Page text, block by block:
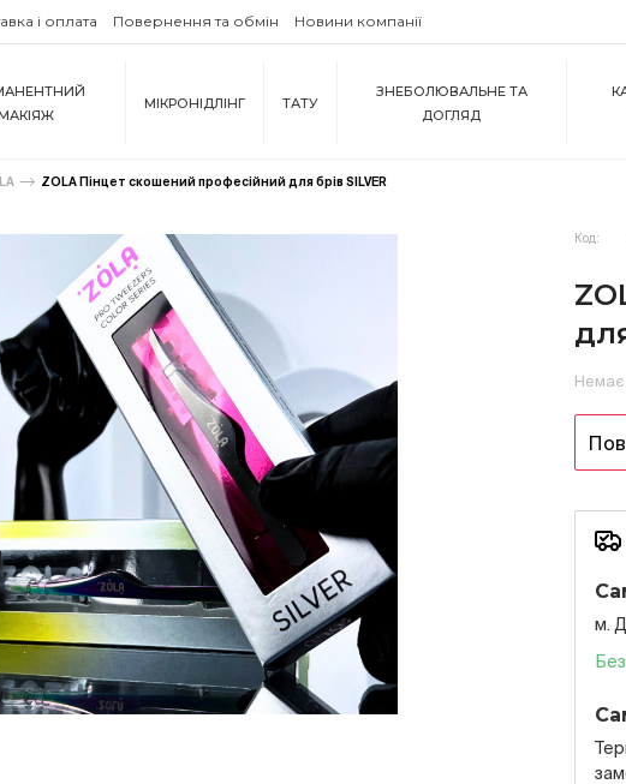
і оплата Повернення та обмін Новини компанії
МІКРОНІДЛІНГ ТАТУ
ЗНЕБОЛЮВАЛЬНЕ ТА
ДОГЛЯД
ZOLA Пінцет скошений професійний для брів SILVER
Код:
Немає
м.